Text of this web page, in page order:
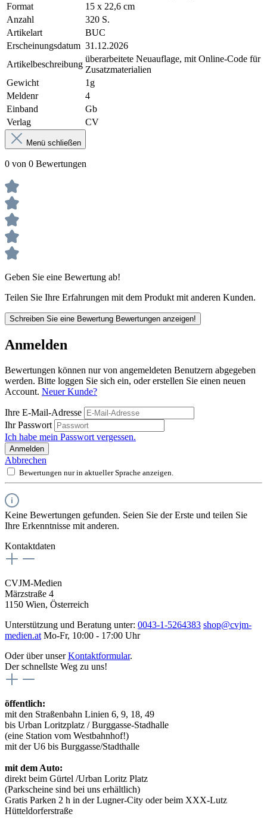
Format
15 x 22,6 cm
Anzahl
320 S.
Artikelart
BUC
Erscheinungsdatum 31.12.2026
Artikelbeschreibung
überarbeitete Neuauflage, mit Online-Code für
Zusatzmaterialien
Gewicht
1g
Meldenr
4
Einband
Gb
Verlag
CV
Menü schließen
0 von 0 Bewertungen
Geben Sie eine Bewertung ab!
Teilen Sie Ihre Erfahrungen mit dem Produkt mit anderen Kunden.
Schreiben Sie eine Bewertung Bewertungen anzeigen!
Anmelden
Bewertungen können nur von angemeldeten Benutzern abgegeben
werden. Bitte loggen Sie sich ein, oder erstellen Sie einen neuen
Account. Neuer Kunde?
Ihre E-Mail-Adresse
Ihr Passwort
Ich habe mein Passwort vergessen.
Anmelden
Abbrechen
Bewertungen nur in aktueller Sprache anzeigen.
Keine Bewertungen gefunden. Seien Sie der Erste und teilen Sie
Ihre Erkenntnisse mit anderen.
Kontaktdaten
CVJM-Medien
Märzstraße 4
1150 Wien, Österreich
Unterstützung und Beratung unter: 0043-1-5264383 shop@cvjm-
medien.at Mo-Fr, 10:00 - 17:00 Uhr
Oder über unserKontaktformular.
Der schnellste Weg zu uns!
öffentlich:
mit den Straßenbahn Linien 6, 9, 18, 49
bis Urban Loritzplatz / Burggasse-Stadhalle
(eine Station vom Westbahnhof!)
mit der U6 bis Burggasse/Stadthalle
mit dem Auto:
direkt beim Gürtel /Urban Loritz Platz
(Parkscheine sind bei uns erhältlich)
Gratis Parken 2 h in der Lugner-City oder beim XXX-Lutz
Hütteldorferstraße